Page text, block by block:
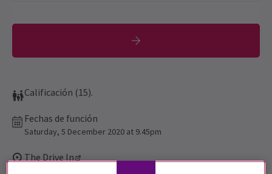
Calificación (15).
Fechas de función
Saturday, 5 December 2020 at 9.45pm
The Drive In